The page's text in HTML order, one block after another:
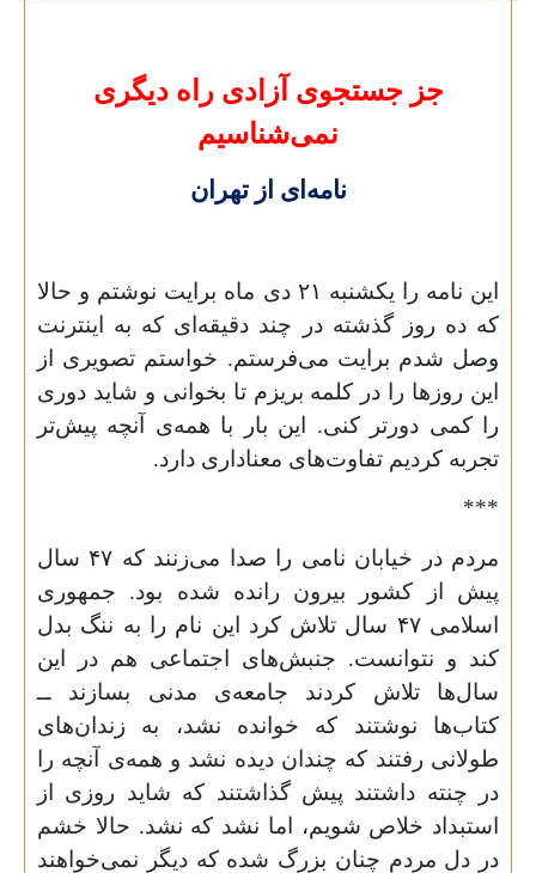
جز جستجوی آزادی راه دیگری
نمی‌شناسیم
نامه‌ای از تهران
این نامه را یکشنبه ۲۱ دی ماه برایت نوشتم و حالا
که ده روز گذشته در چند دقیقه‌ای که به اینترنت
وصل شدم برایت می‌فرستم. خواستم تصویری از
این روزها را در کلمه بریزم تا بخوانی و شاید دوری
را کمی دورتر کنی. این بار با همه‌ی آنچه پیش‌تر
تجربه کردیم تفاوت‌های معناداری دارد.
***
مردم در خیابان نامی را صدا می‌زنند که ۴۷ سال
پیش از کشور بیرون رانده شده بود. جمهوری
اسلامی۴۷ سال تلاش کرد این نام را به ننگ بدل
کند و نتوانست. جنبش‌های اجتماعی هم در این
سال‌ها تلاش کردند جامعه‌ی مدنی‌ بسازند ــ
کتاب‌ها نوشتند که خوانده نشد، به زندان‌های
طولانی رفتند که چندان دیده نشد و همه‌ی آنچه را
در چنته داشتند پیش گذاشتند که شاید روزی از
استبداد خلاص شویم، اما نشد که نشد. حالا خشم
در دل مردم چنان بزرگ شده که دیگر نمی‌خواهند